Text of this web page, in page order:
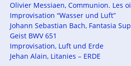
Olivier Messiaen, Communion. Les
Improvisation “Wasser und Luft”
Johann Sebastian Bach, Fantasia
Geist BWV 651
Improvisation, Luft und Erde
Jehan Alain, Litanies – ERDE